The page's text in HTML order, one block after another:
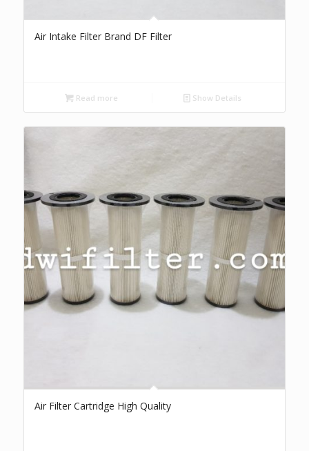
Air Intake Filter Brand DF Filter
Read more Show Details
Air Filter Cartridge High Quality